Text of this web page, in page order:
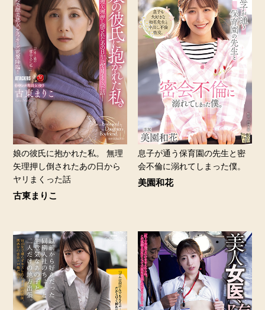
娘の彼氏に抱かれた私。 無理
矢理押し倒されたあの日から
ヤリまくった話
古東まりこ
息子が通う保育園の先生と密
会不倫に溺れてしまった僕。
美園和花